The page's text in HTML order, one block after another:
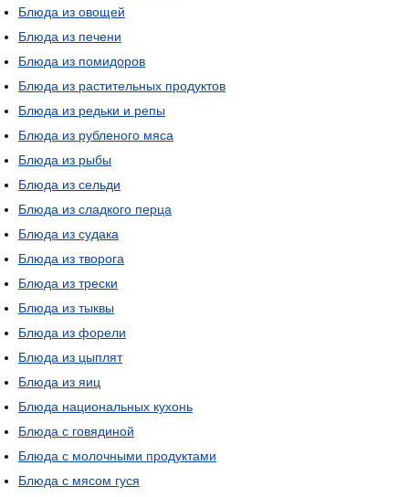
Блюда из овощей
Блюда из печени
Блюда из помидоров
Блюда из растительных продуктов
Блюда из редьки и репы
Блюда из рубленого мяса
Блюда из рыбы
Блюда из сельди
Блюда из сладкого перца
Блюда из судака
Блюда из творога
Блюда из трески
Блюда из тыквы
Блюда из форели
Блюда из цыплят
Блюда из яиц
Блюда национальных кухонь
Блюда с говядиной
Блюда с молочными продуктами
Блюда с мясом гуся